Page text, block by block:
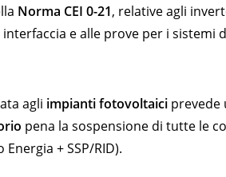
Norma CEI 0-21, relative agli
e alle prove per i sistemi
agli impianti fotovoltaici prevede
pena la sospensione di tutte le
+ SSP/RID).